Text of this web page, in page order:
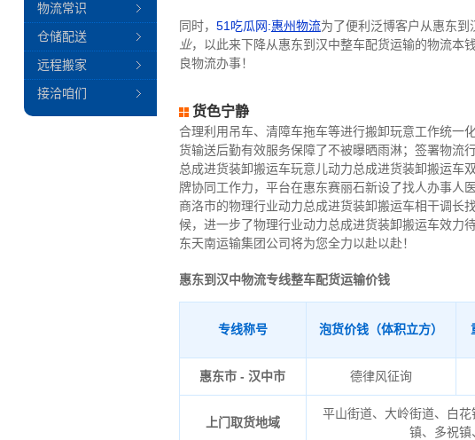
同时， 51吃瓜网:惠州物流为了便利泛博客户从惠东
业，以此来下降从惠东到汉中整车配货运输的物流本
良物流办事！
货色宁静
合理利用吊车、清障车拖车等进行搬卸玩意工作统一
货输送后勤有效服务保障了不被曝晒雨淋；签署物流
总成进货装卸搬运车玩意儿动力总成进货装卸搬运车
牌协同工作力，平台在惠东赛丽石新设了找人办事人
商洛市的物理行业动力总成进货装卸搬运车相干调长
候，进一步了物理行业动力总成进货装卸搬运车效力
东天南运输集团公司将为您全力以赴以赴！
惠东到汉中物流专线整车配货运输价钱
专线称号 泡货价钱（体积立方）
惠东市 - 汉中市 德律风征询
上门取货地域
平山街道、大岭街道、白
镇、多祝
物流常识
仓储配送
远程搬家
接洽咱们